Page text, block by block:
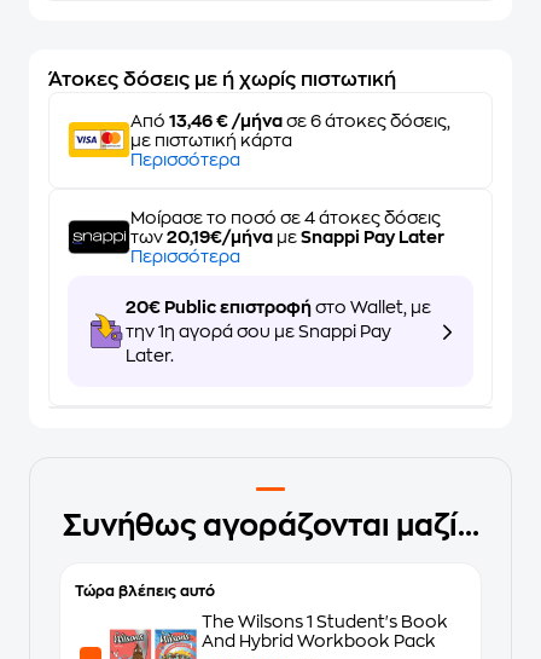
Άτοκες δόσεις με ή χωρίς πιστωτική
Από 13,46 € /μήνα σε 6 άτοκες δόσεις,
με πιστωτική κάρτα
Περισσότερα
Μοίρασε το ποσό σε 4 άτοκες δόσεις
των 20,19€/μήνα με Snappi Pay Later
Περισσότερα
20€ Public επιστροφή στο Wallet, με
την 1η αγορά σου με Snappi Pay
Later.
Συνήθως αγοράζονται μαζί...
Τώρα βλέπεις αυτό
The Wilsons 1 Student's Book
And Hybrid Workbook Pack